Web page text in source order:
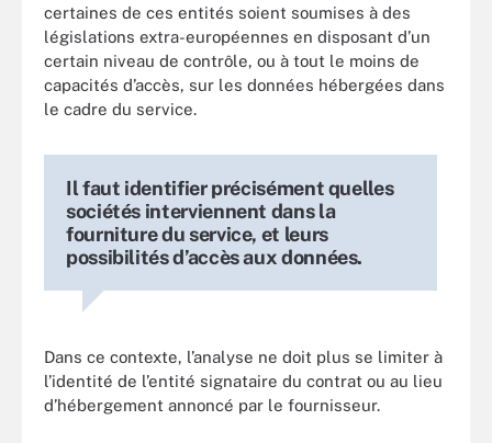
certaines de ces entités soient soumises à des
législations extra-européennes en disposant d’un
certain niveau de contrôle, ou à tout le moins de
capacités d’accès, sur les données hébergées dans
le cadre du service.
Il faut identifier précisément quelles
sociétés interviennent dans la
fourniture du service, et leurs
possibilités d’accès aux données.
Dans ce contexte, l’analyse ne doit plus se limiter à
l’identité de l’entité signataire du contrat ou au lieu
d’hébergement annoncé par le fournisseur.